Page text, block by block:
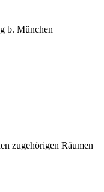
b. München
zugehörigen Räumen